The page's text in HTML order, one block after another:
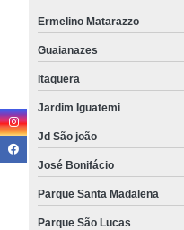
Ermelino Matarazzo
Guaianazes
Itaquera
Jardim Iguatemi
Jd São joão
José Bonifácio
Parque Santa Madalena
Parque São Lucas